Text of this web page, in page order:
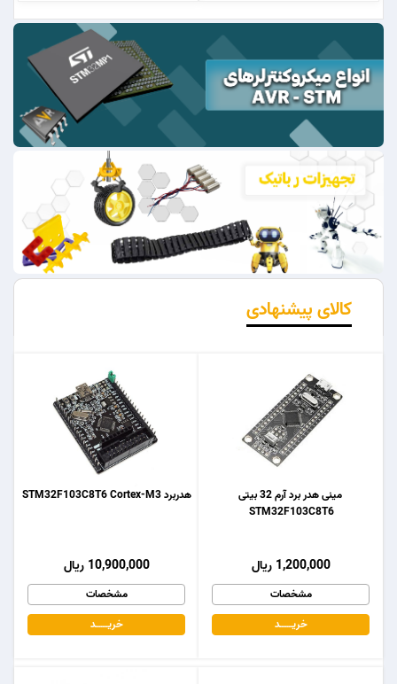
کالای پیشنهادی
هدربرد STM32F103C8T6 Cortex-M3
10,900,000 ریال
مشخصات
خریـــــــد
مینی هدر برد آرم 32 بیتی
STM32F103C8T6
1,200,000 ریال
مشخصات
خریـــــــد